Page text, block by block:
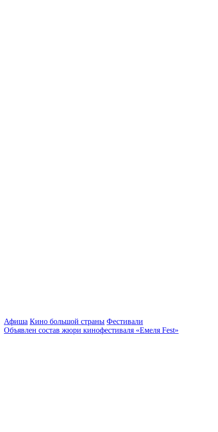
Афиша Кино большой страны Фестивали
Объявлен состав жюри кинофестиваля «Емеля Fest»